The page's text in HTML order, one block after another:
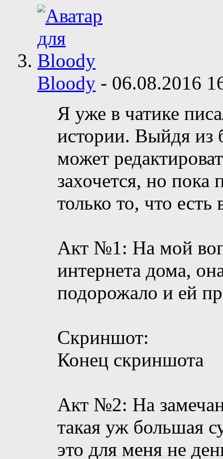
Bloody - 06.08.2016
Я уже в чатике
истории. Выйдя из
может
захочется, но
только то, что
Акт №1: На мой
интернета дома,
подорожало и ей
Скриншот:
Конец скриншота
Акт №2: На
такая уж большая
это для меня не